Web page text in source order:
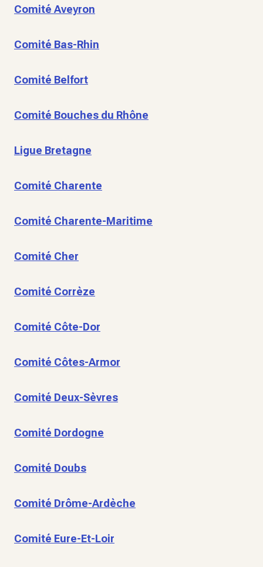
Comité Aveyron
Comité Bas-Rhin
Comité Belfort
Comité Bouches du Rhône
Ligue Bretagne
Comité Charente
Comité Charente-Maritime
Comité Cher
Comité Corrèze
Comité Côte-Dor
Comité Côtes-Armor
Comité Deux-Sèvres
Comité Dordogne
Comité Doubs
Comité Drôme-Ardèche
Comité Eure-Et-Loir